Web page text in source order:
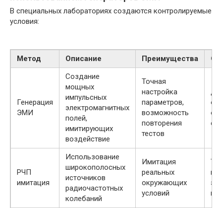
В специальных лабораториях создаются контролируемые
условия:
Метод Описание Преимущества
Генерация
ЭМИ
Создание
мощных
импульсных
электромагнитных
полей,
имитирующих
воздействие
Точная
настройка
параметров,
возможность
повторения
тестов
РЧП
имитация
Использование
широкополосных
источников
радиочастотных
колебаний
Имитация
реальных
окружающих
условий